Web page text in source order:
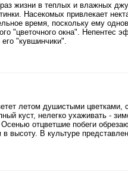
жизни в теплых и влажных
Насекомых привлекает
время, поскольку ему
"цветочного окна". Непентес
"кувшинчики".
летом душистыми цветками,
куст, нелегко ухаживать -
отцветшие побеги
высоту. В культуре